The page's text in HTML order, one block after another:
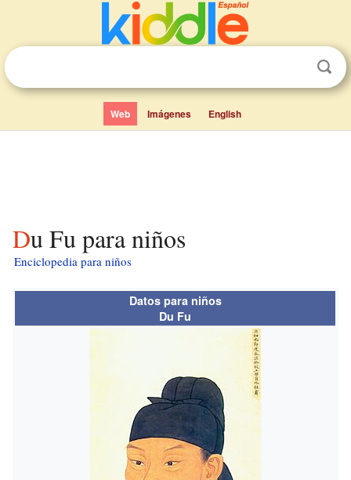
Web Imágenes English
Du Fu para niños
Enciclopedia para niños
Datos para niños
Du Fu